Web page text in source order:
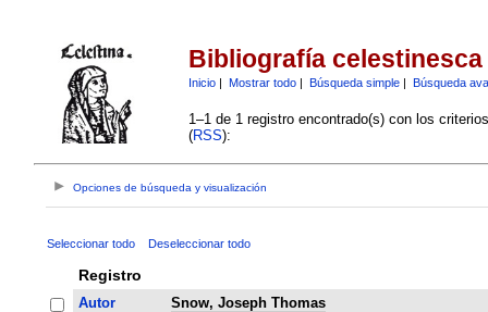
Bibliografía celestinesca
Inicio| Mostrar todo| Búsqueda simple| Búsqueda
1–1 de 1 registro encontrado(s) con los
(RSS):
Opciones de búsqueda y visualización
Seleccionar todo Deseleccionar todo
Registro
Autor
Snow, Joseph Thomas